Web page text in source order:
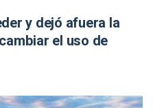
y dejó afuera la
el uso de